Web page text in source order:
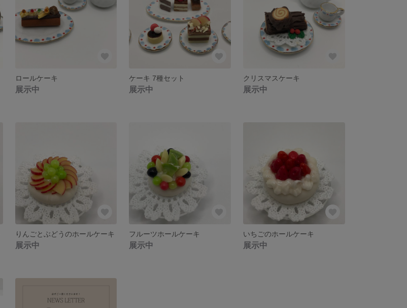
ロールケーキ
展示中
ケーキ 7種セット
展示中
クリスマスケーキ
展示中
りんごとぶどうのホールケーキ
展示中
フルーツホールケーキ
展示中
いちごのホールケーキ
展示中